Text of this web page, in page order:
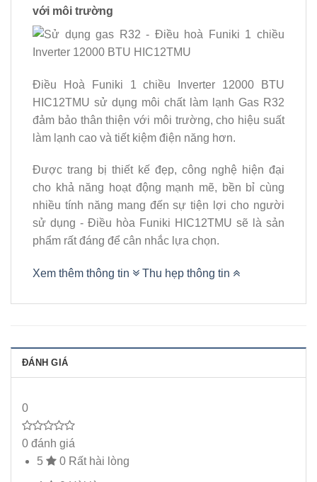
với môi trường
Điều Hoà Funiki 1 chiều Inverter 12000 BTU
HIC12TMU sử dụng môi chất làm lạnh Gas R32
đảm bảo thân thiện với môi trường, cho hiệu suất
làm lạnh cao và tiết kiệm điện năng hơn.
Được trang bị thiết kế đẹp, công nghệ hiện đại
cho khả năng hoạt động mạnh mẽ, bền bỉ cùng
nhiều tính năng mang đến sự tiện lợi cho người
sử dụng - Điều hòa Funiki HIC12TMU sẽ là sản
phẩm rất đáng để cân nhắc lựa chọn.
Xem thêm thông tin Thu hẹp thông tin
ĐÁNH GIÁ
0
0 đánh giá
5
0 Rất hài lòng